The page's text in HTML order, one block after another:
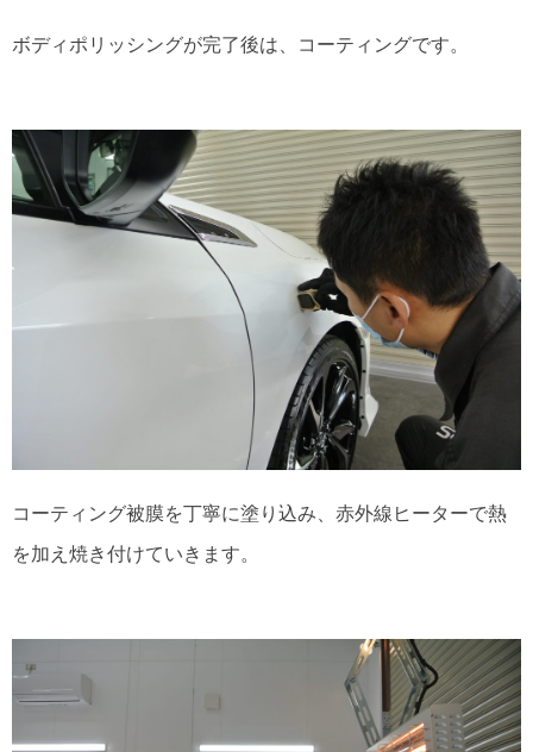
ボディポリッシングが完了後は、コーティングです。
コーティング被膜を丁寧に塗り込み、赤外線ヒーターで熱
を加え焼き付けていきます。